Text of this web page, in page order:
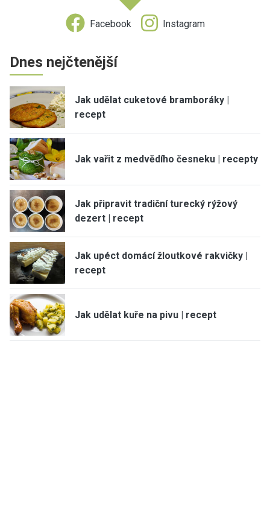
Facebook Instagram
Dnes nejčtenější
Jak udělat cuketové bramboráky |
recept
Jak vařit z medvědího česneku | recepty
Jak připravit tradiční turecký rýžový
dezert | recept
Jak upéct domácí žloutkové rakvičky |
recept
Jak udělat kuře na pivu | recept